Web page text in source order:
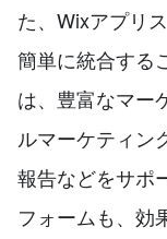
た、Wixアプリ
簡単に統合する
は、豊富なマー
ルマーケティン
報告などをサポ
フォームも、効